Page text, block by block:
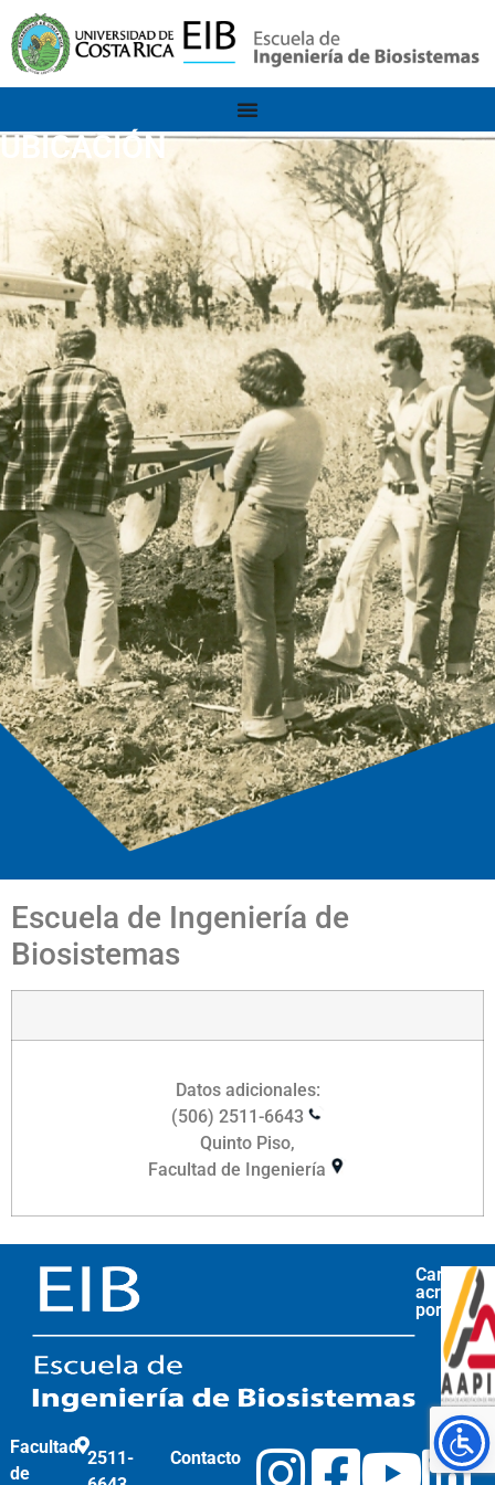
UBICACIÓN
Escuela de Ingeniería de
Biosistemas
Datos adicionales:
(506) 2511-6643
Quinto Piso,
Facultad de Ingeniería
Carrera
por
Facultad
de
2511-
Contacto